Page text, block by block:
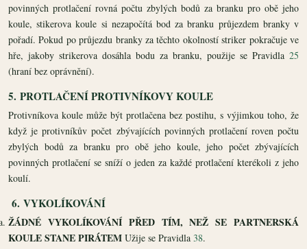
povinných protlačení rovná počtu zbylých bodů za branku pro obě jeho
koule, stikerova koule si nezapočítá bod za branku průjezdem branky v
pořadí. Pokud po průjezdu branky za těchto okolností striker pokračuje ve
hře, jakoby strikerova dosáhla bodu za branku, použije se Pravidla 25
(hraní bez oprávnění).
5. PROTLAČENÍ PROTIVNÍKOVY KOULE
Protivníkova koule může být protlačena bez postihu, s výjimkou toho, že
když je protivníkův počet zbývajících povinných protlačení roven počtu
zbylých bodů za branku pro obě jeho koule, jeho počet zbývajících
povinných protlačení se sníží o jeden za každé protlačení kterékoli z jeho
koulí.
6. VYKOLÍKOVÁNÍ
ŽÁDNÉ VYKOLÍKOVÁNÍ PŘED TÍM, NEŽ SE PARTNERSKÁ
KOULE STANE PIRÁTEM Užije se Pravidla 38.